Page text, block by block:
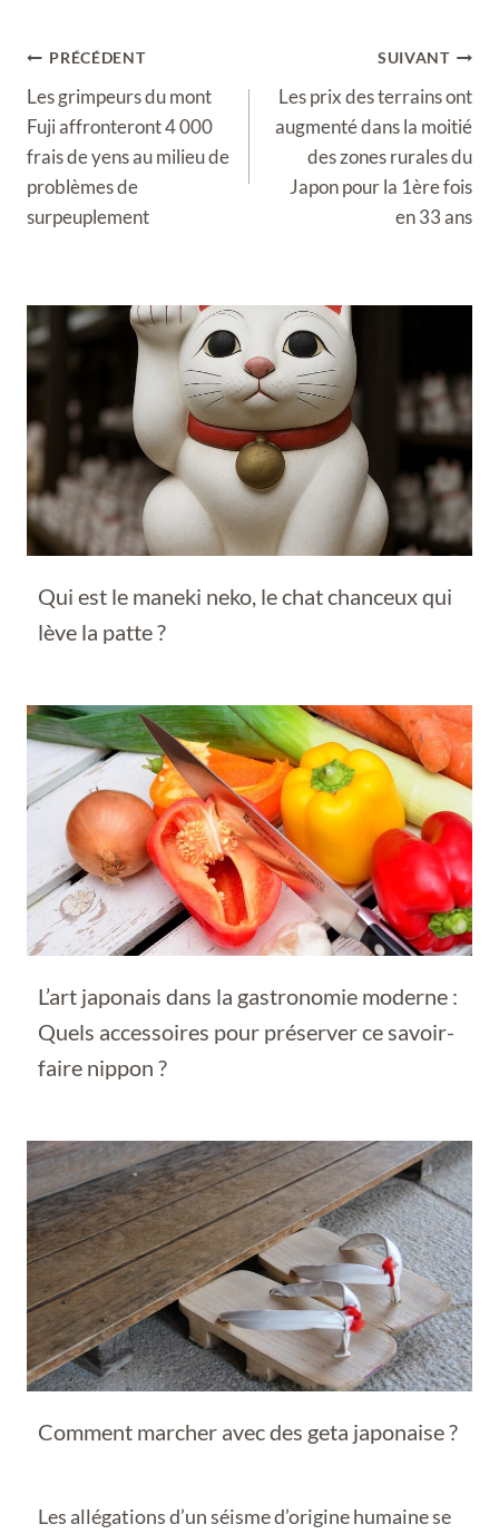
Navigation
de
l’article
PRÉCÉDENT
Les grimpeurs du mont
Fuji affronteront 4 000
frais de yens au milieu de
problèmes de
surpeuplement
SUIVANT
Les prix des terrains ont
augmenté dans la moitié
des zones rurales du
Japon pour la 1ère fois
en 33 ans
Qui est le maneki neko, le chat chanceux qui
lève la patte ?
L’art japonais dans la gastronomie moderne :
Quels accessoires pour préserver ce savoir-
faire nippon ?
Comment marcher avec des geta japonaise ?
Les allégations d’un séisme d’origine humaine se